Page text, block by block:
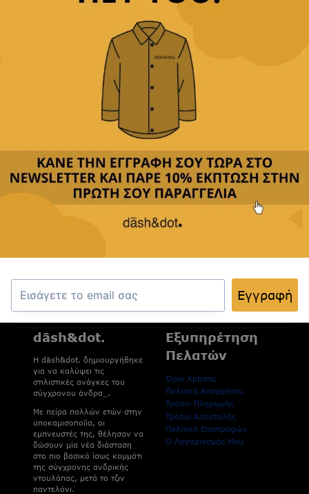
Εγγραφείτε στο
newsletter μας
Για να λαμβάνετε νέες κυκλοφορίες,
αποκλειστικές προσφορές και ιδέες που
ανανεώνουν την καθημερινότητά σας.
Εγγραφή
dāsh&dot.
H dāsh&dot. δημιουργήθηκε
για να καλύψει τις
στιλιστικές ανάγκες του
σύγχρονου άνδρα_.
Με πείρα πολλών ετών στην
υποκαμισοποϊία, οι
εμπνευστές της, θέλησαν να
δώσουν μία νέα διάσταση
στο πιο βασικό ίσως κομμάτι
της σύγχρονης ανδρικής
ντουλάπας, μετά το τζιν
παντελόνι.
Εξυπηρέτηση
Πελατών
Όροι Χρήσης
Πολιτική Απορρήτου
Τρόποι Πληρωμής
Τρόποι Αποστολής
Πολιτική Επιστροφών
Ο Λογαριασμός Μου
Εγγραφή